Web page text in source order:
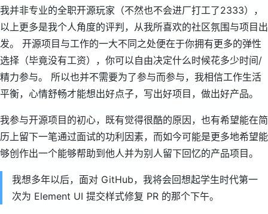
我并非专业的全职开源玩家（不然也不会进厂打工了2333），
以上更多是我个人角度的评判，从我所喜欢的社区氛围与项目出
发。 开源项目与工作的一大不同之处便在于你拥有更多的弹性
选择（毕竟没有工资），你可以自由决定什么时候花多少时间/
精力参与。 所以也并不需要为了参与而参与，我相信工作生活
平衡，心情舒畅才能想出好点子，写出好项目，做出好产品。
我参与开源项目的初心，既有觉得很酷的原因，也有希望能在简
历上留下一笔通过面试的功利因素，而如今可能是更多地希望能
够创作出一个能够帮助到他人并为别人留下回忆的产品项目。
我想多年以后，面对 GitHub，我将会回想起学生时代第一
次为 Element UI 提交样式修复 PR 的那个下午。